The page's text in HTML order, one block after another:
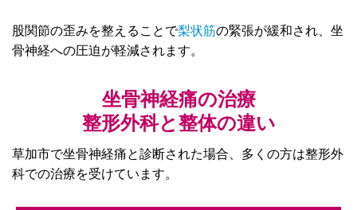
股関節の歪みを整えることで梨状筋の緊張が緩和され、坐
骨神経への圧迫が軽減されます。
坐骨神経痛の治療
整形外科と整体の違い
草加市で坐骨神経痛と診断された場合、多くの方は整形外
科での治療を受けています。